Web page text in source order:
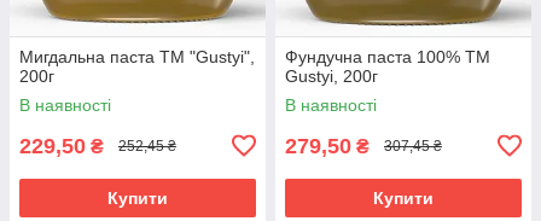
Мигдальна паста ТМ "Gustyi",
200г
В наявності
229,50 ₴ 252,45 ₴
Купити
Фундучна паста 100% ТМ
Gustyi, 200г
В наявності
279,50 ₴ 307,45 ₴
Купити